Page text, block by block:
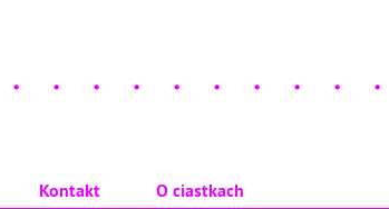
Kontakt O ciastkach